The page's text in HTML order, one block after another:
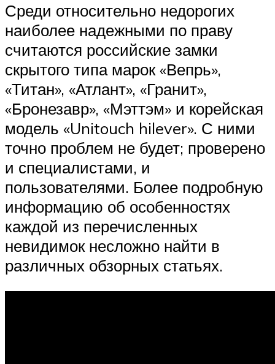
Среди относительно недорогих
наиболее надежными по праву
считаются российские замки
скрытого типа марок «Вепрь»,
«Титан», «Атлант», «Гранит»,
«Бронезавр», «Мэттэм» и корейская
модель «Unitouch hilever». С ними
точно проблем не будет; проверено
и специалистами, и
пользователями. Более подробную
информацию об особенностях
каждой из перечисленных
невидимок несложно найти в
различных обзорных статьях.